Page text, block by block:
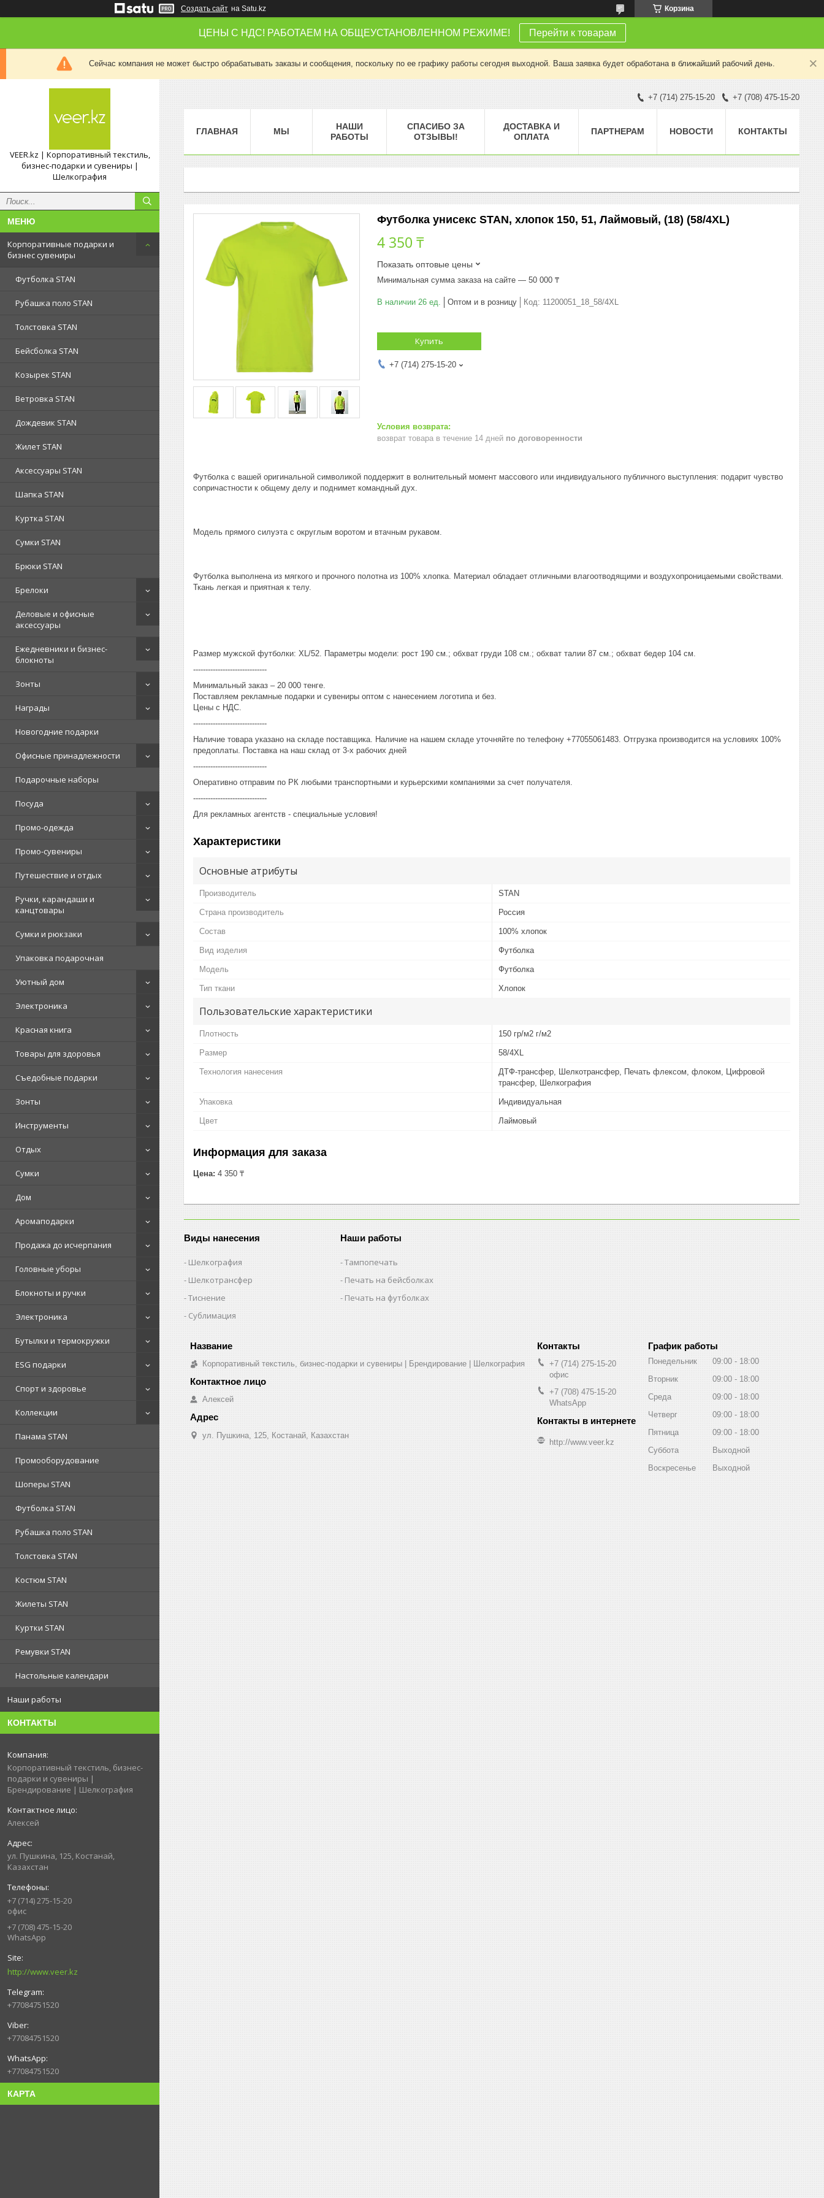
Создать сайт на Satu.kz Корзина
ЦЕНЫ С НДС! РАБОТАЕМ НА ОБЩЕУСТАНОВЛЕННОМ РЕЖИМЕ! Перейти к товарам
Сейчас компания не может быстро обрабатывать заказы и сообщения, поскольку по ее графику работы сегодня выходной. Ваша заявка будет обработана в ближайший рабочий день.
VEER.kz | Корпоративный текстиль,
бизнес-подарки и сувениры |
Шелкография
Корпоративные подарки и
бизнес сувениры
Футболка STAN
Рубашка поло STAN
Толстовка STAN
Бейсболка STAN
Козырек STAN
Ветровка STAN
Дождевик STAN
Жилет STAN
Аксессуары STAN
Шапка STAN
Куртка STAN
Сумки STAN
Брюки STAN
Брелоки
Деловые и офисные
аксессуары
Ежедневники и бизнес-
блокноты
Зонты
Награды
Новогодние подарки
Офисные принадлежности
Подарочные наборы
Посуда
Промо-одежда
Промо-сувениры
Путешествие и отдых
Ручки, карандаши и
канцтовары
Сумки и рюкзаки
Упаковка подарочная
Уютный дом
Электроника
Красная книга
Товары для здоровья
Съедобные подарки
Зонты
Инструменты
Отдых
Сумки
Дом
Аромаподарки
Продажа до исчерпания
Головные уборы
Блокноты и ручки
Электроника
Бутылки и термокружки
ESG подарки
Спорт и здоровье
Коллекции
Панама STAN
Промооборудование
Шоперы STAN
Футболка STAN
Рубашка поло STAN
Толстовка STAN
Костюм STAN
Жилеты STAN
Куртки STAN
Ремувки STAN
Настольные календари
Наши работы
КОНТАКТЫ
Корпоративный текстиль, бизнес-
подарки и сувениры |
Брендирование | Шелкография
Алексей
ул. Пушкина, 125, Костанай,
Казахстан
+7 (714) 275-15-20
офис
+7 (708) 475-15-20
WhatsApp
http://www.veer.kz
+77084751520
+77084751520
+77084751520
КАРТА
+7 (714) 275-15-20 +7 (708) 475-15-20
ГЛАВНАЯ МЫ
НАШИ
РАБОТЫ
СПАСИБО ЗА
ОТЗЫВЫ!
ДОСТАВКА И
ОПЛАТА
ПАРТНЕРАМ НОВОСТИ КОНТАКТЫ
Футболка унисекс STAN, хлопок 150, 51, Лаймовый, (18) (58/4XL)
4 350 ₸
Показать оптовые цены
Минимальная сумма заказа на сайте — 50 000 ₸
В наличии 26 ед. Оптом и в розницу Код: 11200051_18_58/4XL
Купить
+7 (714) 275-15-20
возврат товара в течение 14 дней по договоренности
Футболка с вашей оригинальной символикой поддержит в волнительный момент массового или индивидуального публичного выступления: подарит чувство
сопричастности к общему делу и поднимет командный дух.
Модель прямого силуэта с округлым воротом и втачным рукавом.
Футболка выполнена из мягкого и прочного полотна из 100% хлопка. Материал обладает отличными влагоотводящими и воздухопроницаемыми свойствами.
Ткань легкая и приятная к телу.
Размер мужской футболки: XL/52. Параметры модели: рост 190 см.; обхват груди 108 см.; обхват талии 87 см.; обхват бедер 104 см.
------------------------------
Минимальный заказ – 20 000 тенге.
Поставляем рекламные подарки и сувениры оптом с нанесением логотипа и без.
Цены с НДС.
------------------------------
Наличие товара указано на складе поставщика. Наличие на нашем складе уточняйте по телефону +77055061483. Отгрузка производится на условиях 100%
предоплаты. Поставка на наш склад от 3-x рабочих дней
------------------------------
Оперативно отправим по РК любыми транспортными и курьерскими компаниями за счет получателя.
------------------------------
Для рекламных агентств - специальные условия!
Характеристики
Основные атрибуты
Производитель STAN
Страна производитель Россия
Состав 100% хлопок
Вид изделия Футболка
Мoдель Футболка
Тип ткани Хлопок
Пользовательские характеристики
Плотность 150 гр/м2 г/м2
Размер 58/4XL
Технология нанесения
ДТФ-трансфер, Шелкотрансфер, Печать флексом, флоком, Цифровой
трансфер, Шелкография
Упаковка Индивидуальная
Цвет Лаймовый
Информация для заказа
Цена: 4 350 ₸
Виды нанесения
Шелкография
Шелкотрансфер
Тиснение
Сублимация
Наши работы
Тампопечать
Печать на бейсболках
Печать на футболках
Корпоративный текстиль, бизнес-подарки и сувениры | Брендирование | Шелкография
Алексей
ул. Пушкина, 125, Костанай, Казахстан
+7 (714) 275-15-20
офис
+7 (708) 475-15-20
WhatsApp
http://www.veer.kz
График работы
Понедельник 09:00
18:00
Вторник
09:00
18:00
Среда
09:00
18:00
Четверг
09:00
18:00
Пятница
09:00
18:00
Суббота
Выходной
Воскресенье
Выходной